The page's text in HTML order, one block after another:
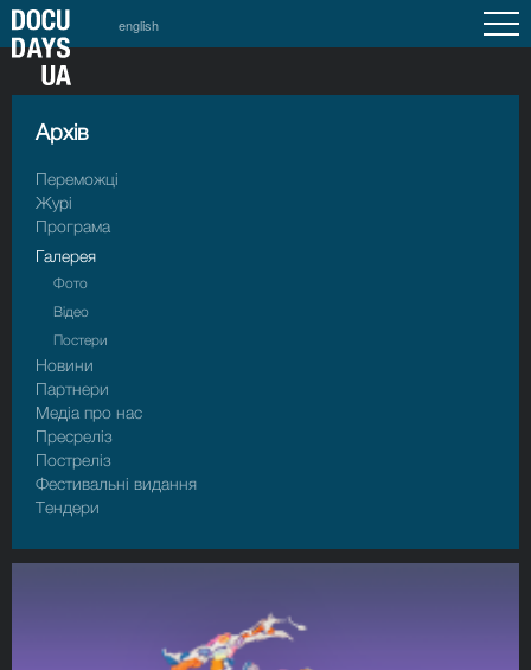
english
Архiв
Переможці
Журі
Програма
Галерея
Фото
Відео
Постери
Новини
Партнери
Медіа про нас
Пресрелiз
Пострелiз
Фестивальні видання
Тендери